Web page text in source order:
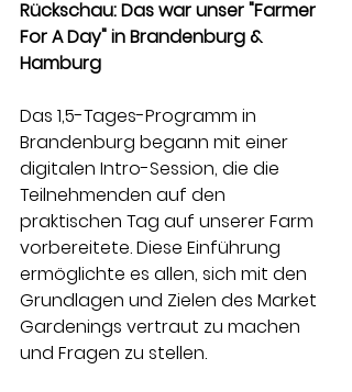
Rückschau: Das war unser "Farmer
For A Day" in Brandenburg &
Hamburg
Das 1,5-Tages-Programm in
Brandenburg begann mit einer
digitalen Intro-Session, die die
Teilnehmenden auf den
praktischen Tag auf unserer Farm
vorbereitete. Diese Einführung
ermöglichte es allen, sich mit den
Grundlagen und Zielen des Market
Gardenings vertraut zu machen
und Fragen zu stellen.